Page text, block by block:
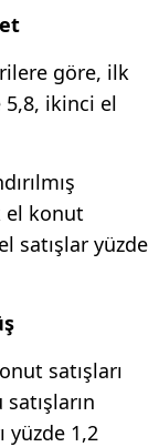
göre, ilk
5,8, ikinci el
el konut
satışlar yüzde
satışları
yüzde 1,2